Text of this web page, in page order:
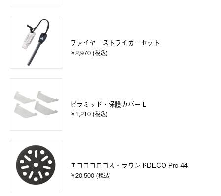
ファイヤーストライカーセット
￥2,970 (税込)
ピラミッド・保護カバー L
￥1,210 (税込)
エコココロゴス・ラウンドDECO Pro-44
￥20,500 (税込)